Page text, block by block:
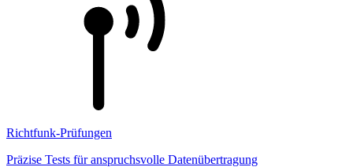
Richtfunk-Prüfungen
Präzise Tests für anspruchsvolle Datenübertragung